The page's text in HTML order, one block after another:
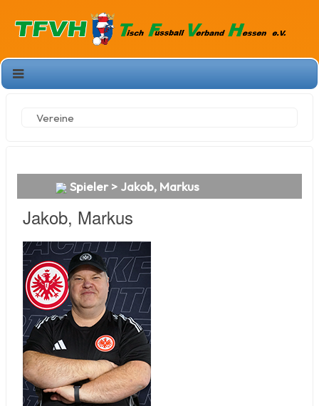
Vereine
Spieler > Jakob, Markus
Jakob, Markus